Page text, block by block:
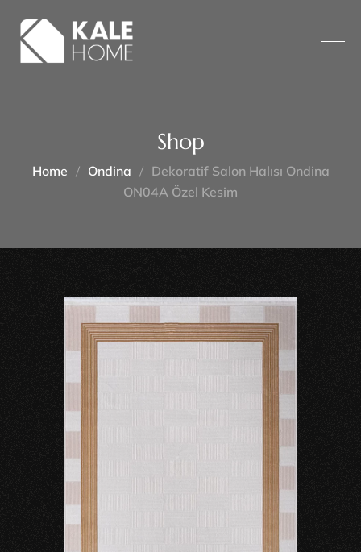
Shop
Home Ondina
Dekoratif Salon Halısı Ondina
ON04A Özel Kesim